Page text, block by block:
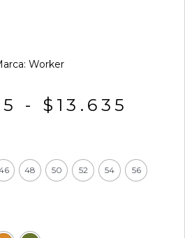
Worker
- $ 13.635
48 50 52 54 56